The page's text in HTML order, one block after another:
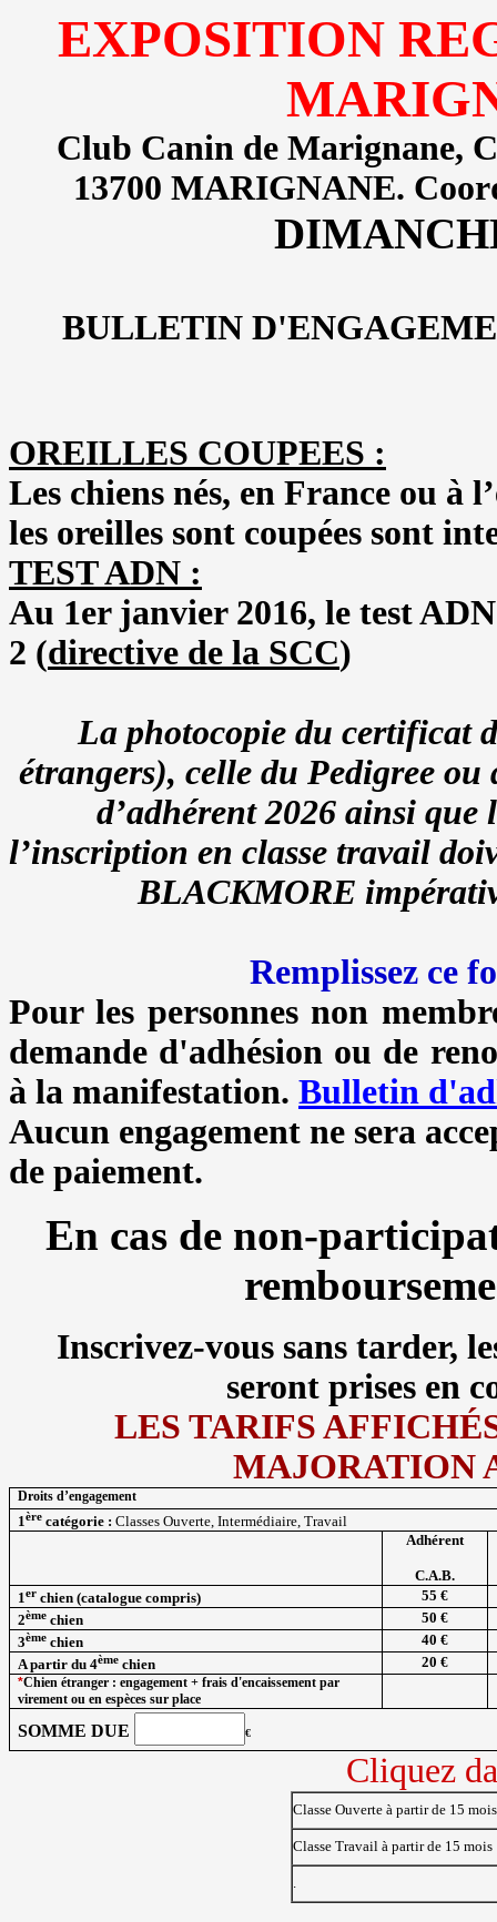
EXPOSITION
Club Canin de Marignane,
13700 MARIGNANE.
BULLETIN
OREILLES COUPEES :
Les chiens nés, en France ou à
les oreilles sont coupées sont
TEST ADN :
Au 1er janvier 2016, le test
2 (directive de la SCC)
La photocopie du certificat
étrangers), celle du Pedigree
d’adhérent 2026 ainsi
l’inscription en classe travail
BLACKMORE
Remplissez ce
Pour les personnes non
demande d'adhésion ou de
à la manifestation. Bulletin
Aucun engagement ne sera
de paiement.
En cas de non-
Inscrivez-vous sans tarder,
seront prises en
LES TARIFS
MAJORATION
Droits d’engagement
1ère catégorie :Classes Ouverte, Intermédiaire, Travail
Adhérent
C.A.B.
1er chien (catalogue compris)
55 €
2ème chien
50 €
3ème chien
40 €
A partir du 4ème chien 20 €
*Chien étranger : engagement + frais d'encaissement par
virement ou en espèces sur place
SOMME DUE €
Cliquez
Classe Ouverte à partir de 15 mois
Classe Travail à partir de 15 mois
.